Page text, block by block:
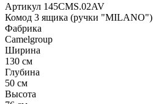
Артикул 145CMS.02AV
Комод 3 ящика (ручки "MILANO")
Фабрика
Camelgroup
Ширина
130 см
Глубина
50 см
Высота